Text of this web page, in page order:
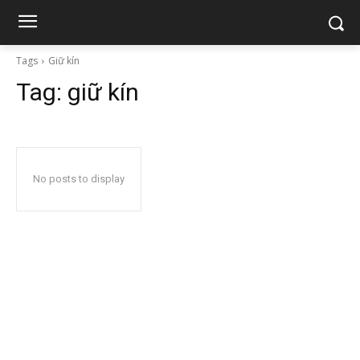
Tags Giữ kín
Tag: giữ kín
No posts to display